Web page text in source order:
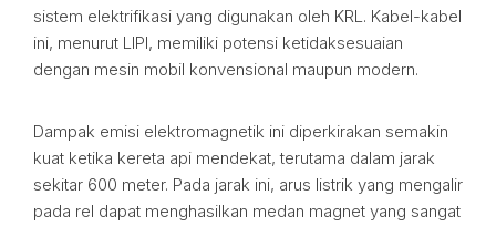
sistem elektrifikasi yang digunakan oleh KRL. Kabel-kabel
ini, menurut LIPI, memiliki potensi ketidaksesuaian
dengan mesin mobil konvensional maupun modern.
Dampak emisi elektromagnetik ini diperkirakan semakin
kuat ketika kereta api mendekat, terutama dalam jarak
sekitar 600 meter. Pada jarak ini, arus listrik yang mengalir
pada rel dapat menghasilkan medan magnet yang sangat